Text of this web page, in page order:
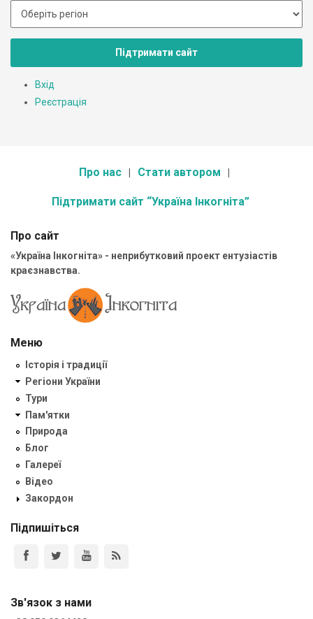
Підтримати сайт
Вхід
Реєстрація
Про нас Стати автором
Підтримати сайт “Україна Інкогніта”
Про сайт
«Україна Інкогніта» - неприбутковий проект ентузіастів
краєзнавства.
Меню
Історія і традиції
Регіони України
Тури
Пам'ятки
Природа
Блог
Галереї
Відео
Закордон
Підпишіться
Зв'язок з нами